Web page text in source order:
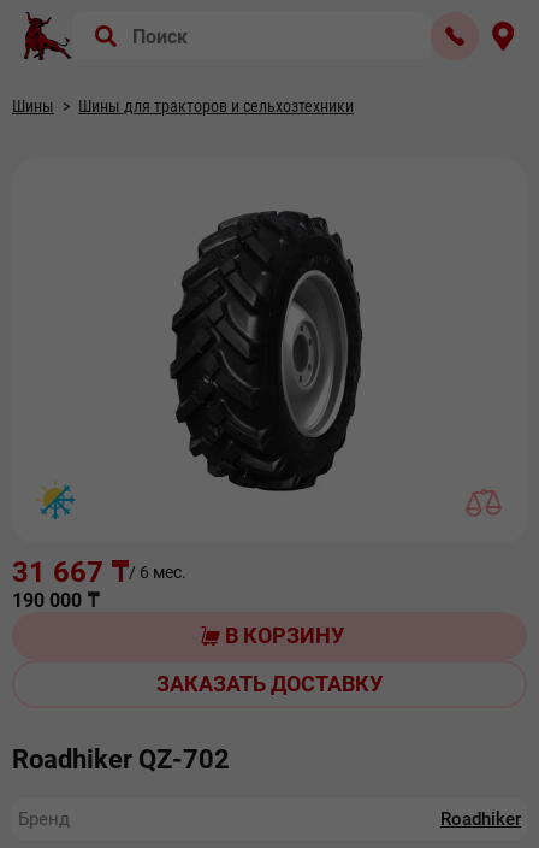
Шины Шины для тракторов и сельхозтехники
31 667 ₸/ 6 мес.
190 000 ₸
В КОРЗИНУ
ЗАКАЗАТЬ ДОСТАВКУ
Roadhiker QZ-702
Бренд
Roadhiker